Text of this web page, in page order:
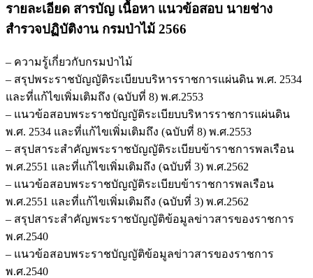
รายละเอียด สารบัญ เนื้อหา แนวข้อสอบ นายช่าง
สำรวจปฏิบัติงาน กรมป่าไม้ 2566
– ความรู้เกี่ยวกับกรมป่าไม้
– สรุปพระราชบัญญัติระเบียบบริหารราชการแผ่นดิน พ.ศ. 2534
และที่แก้ไขเพิ่มเติมถึง (ฉบับที่ 8) พ.ศ.2553
– แนวข้อสอบพระราชบัญญัติระเบียบบริหารราชการแผ่นดิน
พ.ศ. 2534 และที่แก้ไขเพิ่มเติมถึง (ฉบับที่ 8) พ.ศ.2553
– สรุปสาระสำคัญพระราชบัญญัติระเบียบข้าราชการพลเรือน
พ.ศ.2551 และที่แก้ไขเพิ่มเติมถึง (ฉบับที่ 3) พ.ศ.2562
– แนวข้อสอบพระราชบัญญัติระเบียบข้าราชการพลเรือน
พ.ศ.2551 และที่แก้ไขเพิ่มเติมถึง (ฉบับที่ 3) พ.ศ.2562
– สรุปสาระสำคัญพระราชบัญญัติข้อมูลข่าวสารของราชการ
พ.ศ.2540
– แนวข้อสอบพระราชบัญญัติข้อมูลข่าวสารของราชการ
พ.ศ.2540